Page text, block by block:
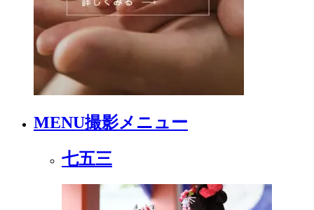
MENU撮影メニュー
七五三